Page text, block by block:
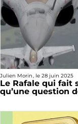
Julien Morin, le 28 juin 2025
Le Rafale qui fait
qu’une question